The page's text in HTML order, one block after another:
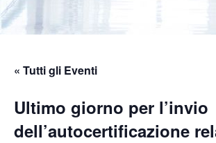
« Tutti gli Eventi
Ultimo giorno per l’invio
dell’autocertificazione